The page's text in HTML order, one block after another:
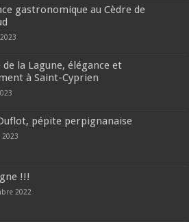
gastronomique au Cèdre de
la Lagune, élégance et
à Saint-Cyprien
pépite perpignanaise
2023
!!!
2022